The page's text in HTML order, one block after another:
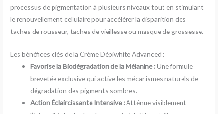
processus de pigmentation à plusieurs niveaux tout en stimulant
le renouvellement cellulaire pour accélérer la disparition des
taches de rousseur, taches de vieillesse ou masque de grossesse.
Les bénéfices clés de la Crème Dépiwhite Advanced :
Favorise la Biodégradation de la Mélanine :Une formule
brevetée exclusive qui active les mécanismes naturels de
dégradation des pigments sombres.
Action Éclaircissante Intensive :Atténue visiblement